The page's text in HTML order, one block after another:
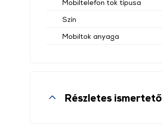
Mobiltelefon tok típusa
Szín
Mobiltok anyaga
Részletes ismertető